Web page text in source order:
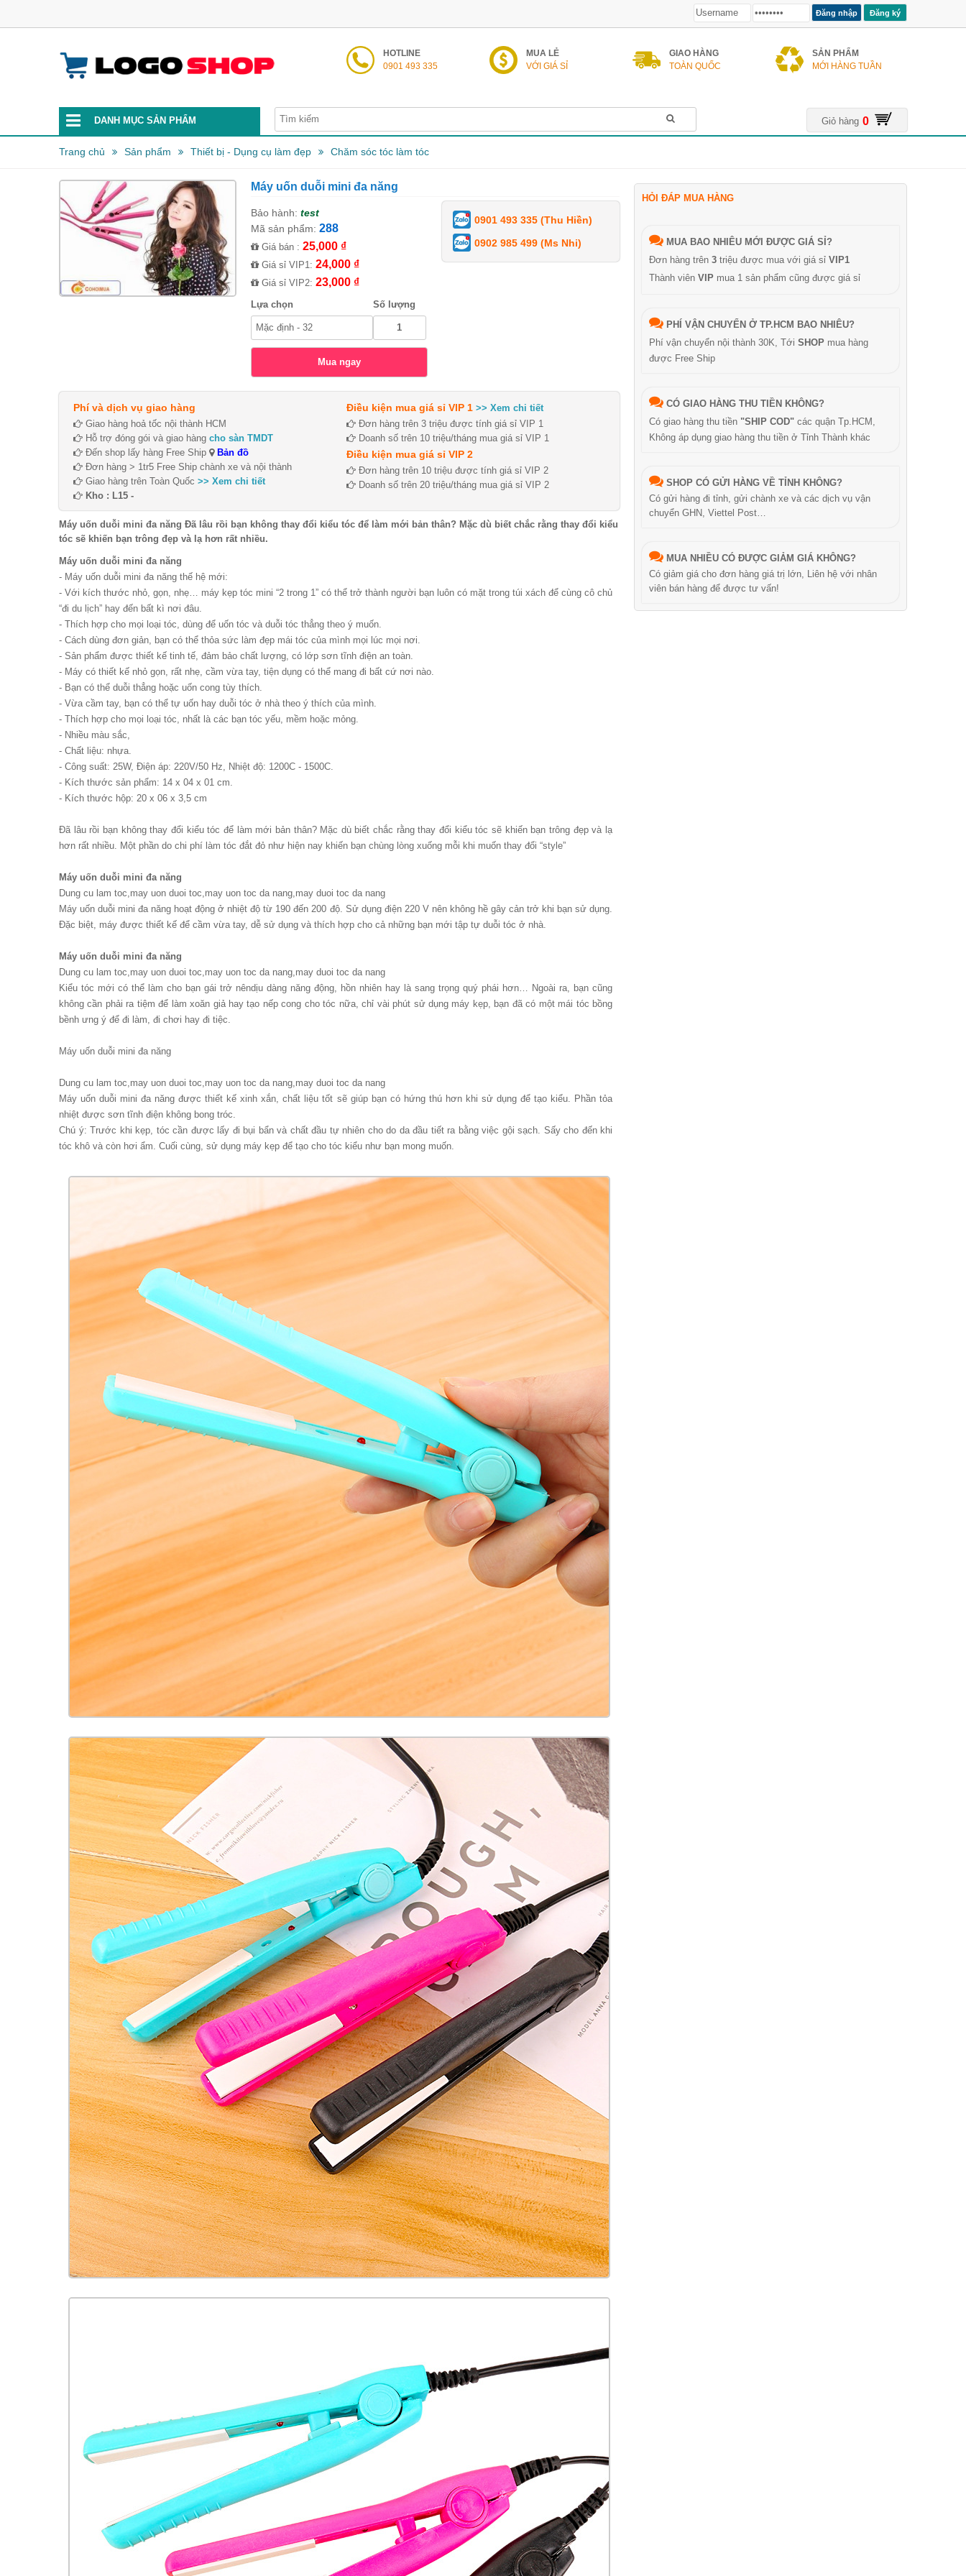
Đăng ký
HOTLINE
0901 493 335
MUA LẺ
VỚI GIÁ SỈ
GIAO HÀNG
TOÀN QUỐC
SẢN PHẨM
MỚI HÀNG TUẦN
Giỏ hàng 0
DANH MỤC SẢN PHẨM
Trang chủ Sản phẩm Thiết bị - Dụng cụ làm đẹp Chăm sóc tóc làm tóc
Máy uốn duỗi mini đa năng
Bảo hành: test
Mã sản phẩm: 288
Giá bán : 25,000 ₫
Giá sỉ VIP1: 24,000 ₫
Giá sỉ VIP2: 23,000 ₫
Lựa chọn Số lượng
0901 493 335 (Thu Hiền)
0902 985 499 (Ms Nhi)
Phí và dịch vụ giao hàng
Giao hàng hoả tốc nội thành HCM
Hỗ trợ đóng gói và giao hàng cho sàn TMDT
Đến shop lấy hàng Free Ship
Bản đồ
Đơn hàng > 1tr5 Free Ship chành xe và nội thành
Giao hàng trên Toàn Quốc >> Xem chi tiết
Kho : L15 -
Điều kiện mua giá sỉ VIP 1 >> Xem chi tiết
Đơn hàng trên 3 triệu được tính giá sỉ VIP 1
Doanh số trên 10 triệu/tháng mua giá sỉ VIP 1
Điều kiện mua giá sỉ VIP 2
Đơn hàng trên 10 triệu được tính giá sỉ VIP 2
Doanh số trên 20 triệu/tháng mua giá sỉ VIP 2
Máy uốn duỗi mini đa năng Đã lâu rồi bạn không thay đổi kiểu tóc để làm mới bản thân? Mặc dù biết chắc rằng thay đổi kiểu
tóc sẽ khiến bạn trông đẹp và lạ hơn rất nhiều.
Máy uốn duỗi mini đa năng
- Máy uốn duỗi mini đa năng thế hệ mới:
- Với kích thước nhỏ, gọn, nhẹ… máy kẹp tóc mini “2 trong 1” có thể trở thành người bạn luôn có mặt trong túi xách để cùng cô chủ
“đi du lịch” hay đến bất kì nơi đâu.
- Thích hợp cho mọi loại tóc, dùng để uốn tóc và duỗi tóc thẳng theo ý muốn.
- Cách dùng đơn giản, bạn có thể thỏa sức làm đẹp mái tóc của mình mọi lúc mọi nơi.
- Sản phẩm được thiết kế tinh tế, đảm bảo chất lượng, có lớp sơn tĩnh điện an toàn.
- Máy có thiết kế nhỏ gọn, rất nhẹ, cầm vừa tay, tiện dụng có thể mang đi bất cứ nơi nào.
- Bạn có thể duỗi thẳng hoặc uốn cong tùy thích.
- Vừa cầm tay, bạn có thể tự uốn hay duỗi tóc ở nhà theo ý thích của mình.
- Thích hợp cho mọi loại tóc, nhất là các bạn tóc yếu, mềm hoặc mỏng.
- Nhiều màu sắc,
- Chất liệu: nhựa.
- Công suất: 25W, Điện áp: 220V/50 Hz, Nhiệt độ: 1200C - 1500C.
- Kích thước sản phẩm: 14 x 04 x 01 cm.
- Kích thước hộp: 20 x 06 x 3,5 cm
Đã lâu rồi bạn không thay đổi kiểu tóc để làm mới bản thân? Mặc dù biết chắc rằng thay đổi kiểu tóc sẽ khiến bạn trông đẹp và lạ
hơn rất nhiều. Một phần do chi phí làm tóc đắt đỏ như hiện nay khiến bạn chùng lòng xuống mỗi khi muốn thay đổi “style”
Máy uốn duỗi mini đa năng
Dung cu lam toc,may uon duoi toc,may uon toc da nang,may duoi toc da nang
Máy uốn duỗi mini đa năng hoạt động ở nhiệt độ từ 190 đến 200 độ. Sử dụng điện 220 V nên không hề gây cản trở khi bạn sử dụng.
Đặc biệt, máy được thiết kế để cầm vừa tay, dễ sử dụng và thích hợp cho cả những bạn mới tập tự duỗi tóc ở nhà.
Máy uốn duỗi mini đa năng
Dung cu lam toc,may uon duoi toc,may uon toc da nang,may duoi toc da nang
Kiểu tóc mới có thể làm cho bạn gái trở nêndịu dàng năng động, hồn nhiên hay là sang trọng quý phái hơn… Ngoài ra, bạn cũng
không cần phải ra tiệm để làm xoăn giả hay tạo nếp cong cho tóc nữa, chỉ vài phút sử dụng máy kẹp, bạn đã có một mái tóc bồng
bềnh ưng ý để đi làm, đi chơi hay đi tiệc.
Máy uốn duỗi mini đa năng
Dung cu lam toc,may uon duoi toc,may uon toc da nang,may duoi toc da nang
Máy uốn duỗi mini đa năng được thiết kế xinh xắn, chất liệu tốt sẽ giúp bạn có hứng thú hơn khi sử dụng để tạo kiểu. Phần tỏa
nhiệt được sơn tĩnh điện không bong tróc.
Chú ý: Trước khi kẹp, tóc cần được lấy đi bụi bẩn và chất đầu tự nhiên cho do da đầu tiết ra bằng việc gội sạch. Sấy cho đến khi
tóc khô và còn hơi ẩm. Cuối cùng, sử dụng máy kẹp để tạo cho tóc kiểu như bạn mong muốn.
HỎI ĐÁP MUA HÀNG
MUA BAO NHIÊU MỚI ĐƯỢC GIÁ SỈ?
Đơn hàng trên 3 triệu được mua với giá sỉ VIP1
Thành viên VIP mua 1 sản phẩm cũng được giá sỉ
PHÍ VẬN CHUYỂN Ở TP.HCM BAO NHIÊU?
Phí vận chuyển nội thành 30K, Tới SHOP mua hàng
được Free Ship
CÓ GIAO HÀNG THU TIỀN KHÔNG?
Có giao hàng thu tiền "SHIP COD" các quận Tp.HCM,
Không áp dụng giao hàng thu tiền ở Tỉnh Thành khác
SHOP CÓ GỬI HÀNG VỀ TỈNH KHÔNG?
Có gửi hàng đi tỉnh, gửi chành xe và các dịch vụ vận
chuyển GHN, Viettel Post…
MUA NHIỀU CÓ ĐƯỢC GIẢM GIÁ KHÔNG?
Có giảm giá cho đơn hàng giá trị lớn, Liên hệ với nhân
viên bán hàng để được tư vấn!